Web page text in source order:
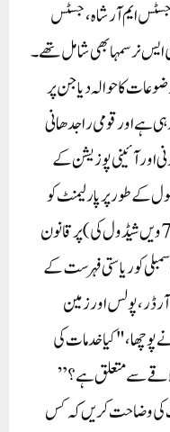
جسٹس ایم آر شاہ، جسٹس
ایس نرسمہا بھی شامل تھے۔
کا حوالہ دیا جن پر
ہے اور قومی راجدھانی
اور آئینی پوزیشن کے
کے طور پر پارلیمنٹ کو
ریاست کے اندراجات اور کنکرنٹ لسٹ (7ویں شیڈول کی) پر قانون
کو ریاستی فہرست کے
65 (پبلک آرڈر، پولس اور زمین
پوچھا، "کیا خدمات کی
سے متعلق ہے؟”
کی وضاحت کریں کہ کس